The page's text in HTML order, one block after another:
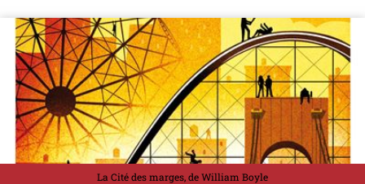
La Cité des marges, de William Boyle